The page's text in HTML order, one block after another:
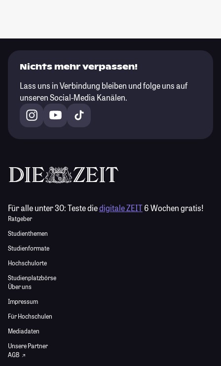
Nichts mehr verpassen!
Lass uns in Verbindung bleiben und folge uns auf
unseren Social-Media Kanälen.
Für alle unter 30:Teste diedigitale ZEIT6 Wochen gratis!
Ratgeber
Studienthemen
Studienformate
Hochschulorte
Studienplatzbörse
Über uns
Impressum
Für Hochschulen
Mediadaten
Unsere Partner
AGB